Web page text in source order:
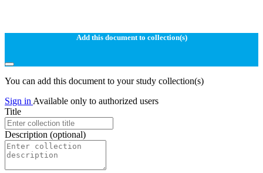
Add this document to collection(s)
You can add this document to your study collection(s)
Sign in Available only to authorized users
Title
Description (optional)